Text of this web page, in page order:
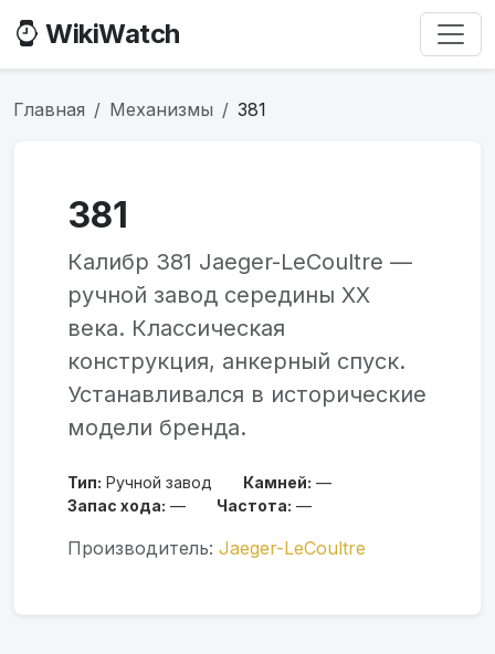
WikiWatch
Главная Механизмы 381
381
Калибр 381 Jaeger-LeCoultre —
ручной завод середины XX
века. Классическая
конструкция, анкерный спуск.
Устанавливался в исторические
модели бренда.
Тип: Ручной завод Камней: —
Запас хода: — Частота: —
Производитель: Jaeger-LeCoultre